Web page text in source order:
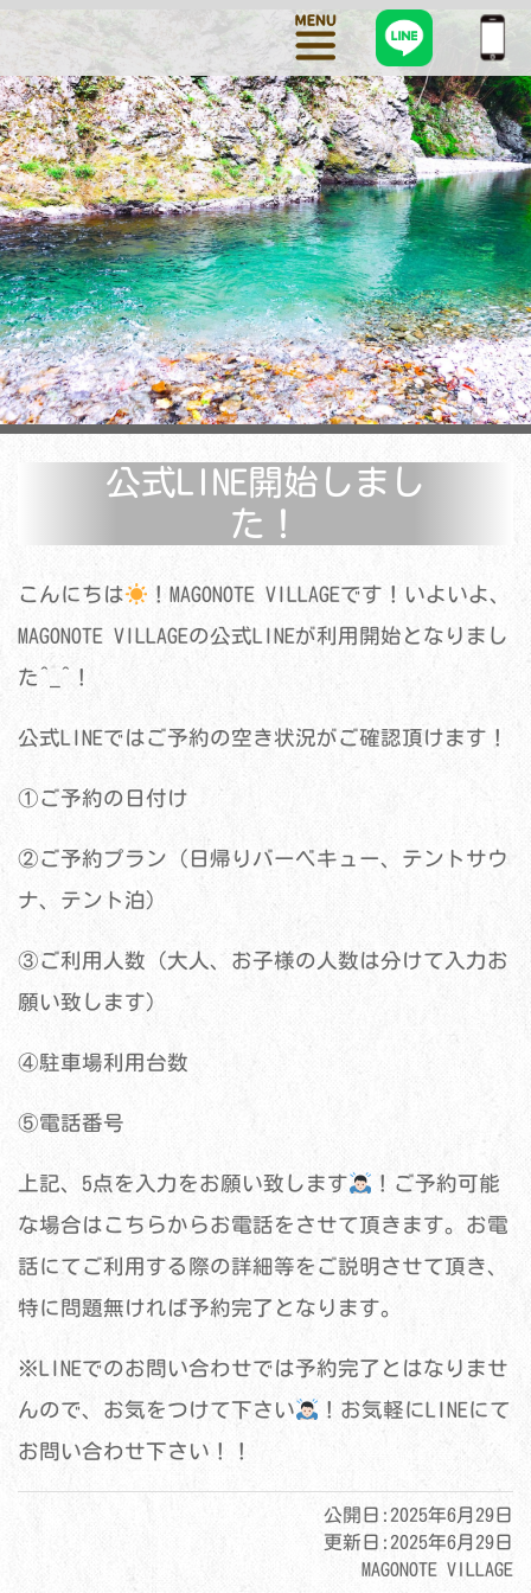
公式LINE開始しまし
た！
こんにちは ！MAGONOTE VILLAGEです！いよいよ、
MAGONOTE VILLAGEの公式LINEが利用開始となりまし
た^_^！
公式LINEではご予約の空き状況がご確認頂けます！
①ご予約の日付け
②ご予約プラン（日帰りバーベキュー、テントサウ
ナ、テント泊）
③ご利用人数（大人、お子様の人数は分けて入力お
願い致します）
④駐車場利用台数
⑤電話番号
上記、5点を入力をお願い致します ！ご予約可能
な場合はこちらからお電話をさせて頂きます。お電
話にてご利用する際の詳細等をご説明させて頂き、
特に問題無ければ予約完了となります。
※LINEでのお問い合わせでは予約完了とはなりませ
んので、お気をつけて下さい ！お気軽にLINEにて
お問い合わせ下さい！！
公開日: 2025年6月29日
更新日: 2025年6月29日
MAGONOTE VILLAGE